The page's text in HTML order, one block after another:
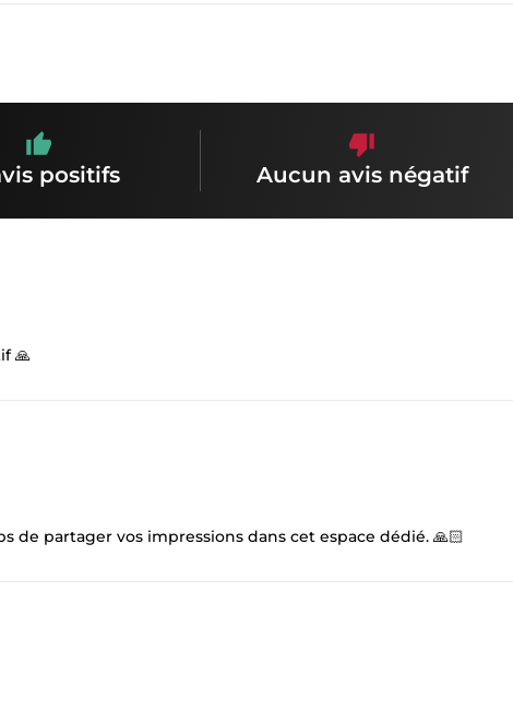
positifs Aucun avis négatif
🙏
partager vos impressions dans cet espace dédié. 🙏🏻